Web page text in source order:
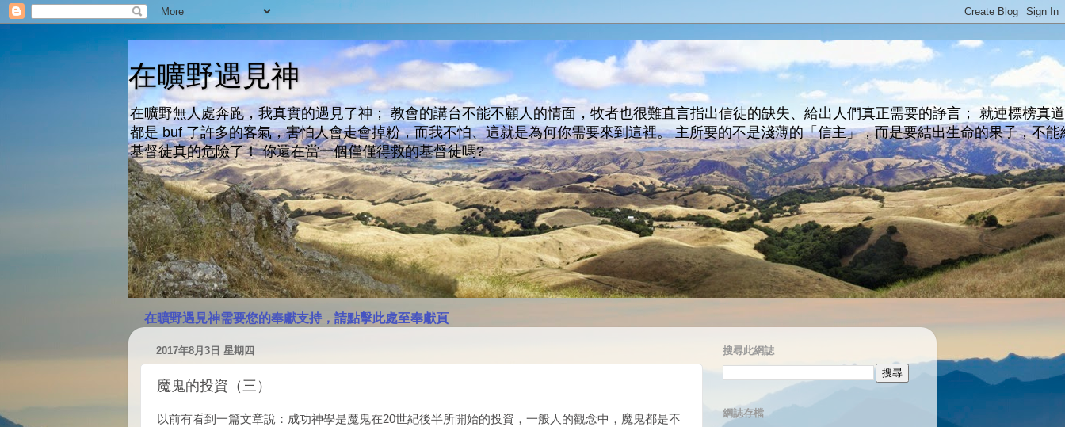
在曠野遇見神
在曠野無人處奔跑，我真實的遇見了神； 教會的講台不能不顧人的情面，牧者也很難直言指出信徒的缺失、給出人們真正需要的諍言； 就連標榜真
都是 buf 了許多的客氣，害怕人會走會掉粉，而我不怕、這就是為何你需要來到這裡。 主所要的不是淺薄的「信主」，而是要結出生命的果子，不能
基督徒真的危險了！ 你還在當一個僅僅得救的基督徒嗎?
在曠野遇見神需要您的奉獻支持，請點擊此處至奉獻頁
2017年8月3日 星期四
魔鬼的投資（三）
以前有看到一篇文章說：成功神學是魔鬼在20世紀後半所開始的投資，一般人的觀念中，魔鬼都是不
搜尋此網誌
網誌存檔